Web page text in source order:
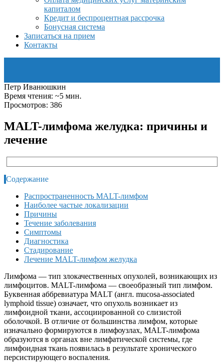
капиталом
Кредит и беспроцентная рассрочка
Бонусная система
Записаться на прием
Контакты
Петр Иванюшкин
Время чтения: ~5 мин.
Просмотров: 386
MALT-лимфома желудка: причины и
лечение
Содержание
Распространенность MALT-лимфом
Наиболее частые локализации
Причины
Течение заболевания
Симптомы
Диагностика
Стадирование
Лечение MALT-лимфом желудка
Лимфома — тип злокачественных опухолей, возникающих из
лимфоцитов. MALT-лимфома — своеобразный тип лимфом.
Буквенная аббревиатура MALT (англ. mucosa-associated
lymphoid tissue) означает, что опухоль возникает из
лимфоидной ткани, ассоциированной со слизистой
оболочкой. В отличие от большинства лимфом, которые
изначально формируются в лимфоузлах, MALT-лимфома
образуются в органах вне лимфатической системы, где
лимфоидная ткань появилась в результате хронического
персистирующего воспаления.